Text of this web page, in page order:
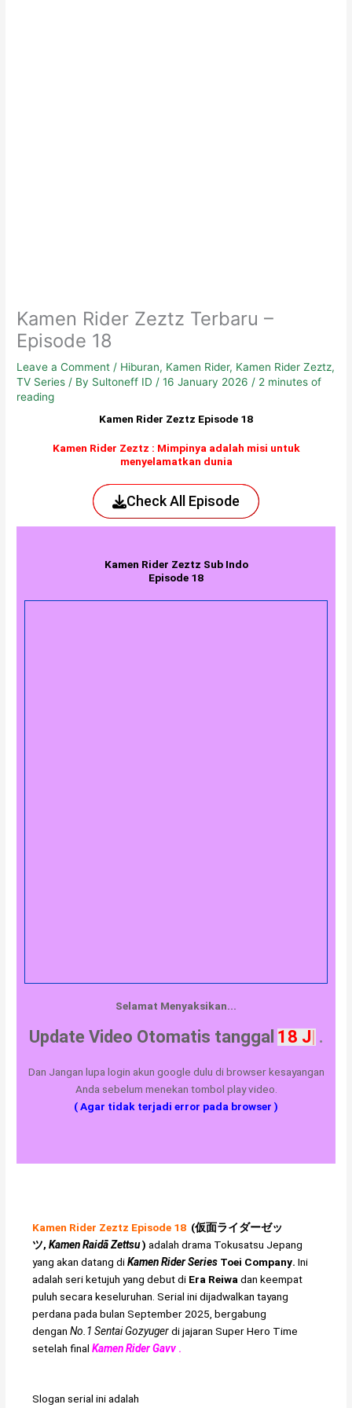
Kamen Rider Zeztz Terbaru –
Episode 18
Leave a Comment / Hiburan, Kamen Rider, Kamen Rider Zeztz,
TV Series / By Sultoneff ID/16 January 2026/ 2 minutes of
reading
Kamen Rider Zeztz Episode 18
Kamen Rider Zeztz : Mimpinya adalah misi untuk
menyelamatkan dunia
Check All Episode
Kamen Rider Zeztz Sub Indo
Episode 18
Selamat Menyaksikan...
Update Video Otomatis tanggal
Dan Jangan lupa login akun google dulu di browser kesayangan
Anda sebelum menekan tombol play video.
Kamen Rider Zeztz Episode 18 (仮面ライダーゼッ
ツ,Kamen Raidā Zettsu)adalah dramaTokusatsuJepang
yang akan datang diKamen Rider SeriesToei Company.Ini
adalah seri ketujuh yang debut diEra Reiwadan keempat
puluh secara keseluruhan. Serial ini dijadwalkan tayang
perdana pada bulan September 2025, bergabung
denganNo.1 Sentai Gozyugerdi jajaran Super Hero Time